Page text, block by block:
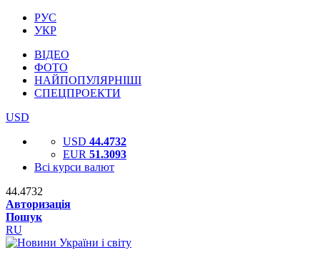
РУС
УКР
ВІДЕО
ФОТО
НАЙПОПУЛЯРНІШІ
СПЕЦПРОЕКТИ
USD
USD 44.4732
EUR 51.3093
Всі курси валют
44.4732
Авторизація
Пошук
RU